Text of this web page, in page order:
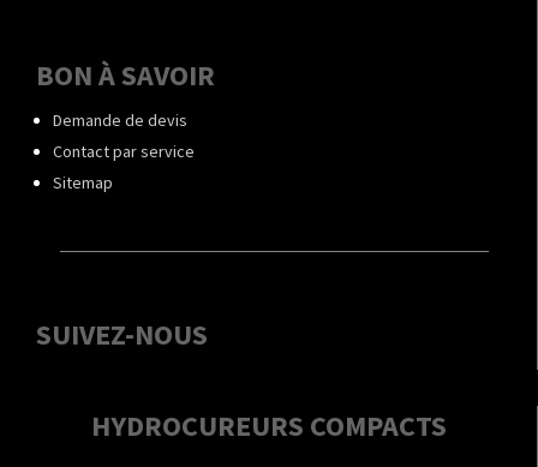
BON À SAVOIR
Demande de devis
Contact par service
Sitemap
SUIVEZ-NOUS
HYDROCUREURS COMPACTS